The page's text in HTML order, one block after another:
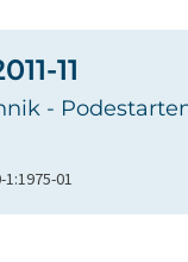
11
-
01